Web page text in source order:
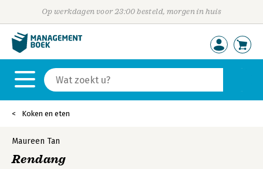
Op werkdagen voor 23:00 besteld, morgen in huis
Koken en eten
Maureen Tan
Rendang